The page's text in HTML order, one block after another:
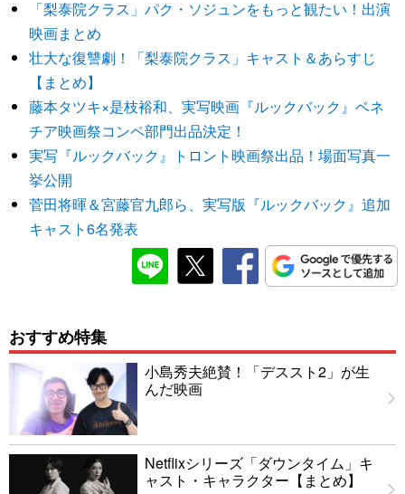
「梨泰院クラス」パク・ソジュンをもっと観たい！出演
映画まとめ
壮大な復讐劇！「梨泰院クラス」キャスト＆あらすじ
【まとめ】
藤本タツキ×是枝裕和、実写映画『ルックバック』ベネ
チア映画祭コンペ部門出品決定！
実写『ルックバック』トロント映画祭出品！場面写真一
挙公開
菅田将暉＆宮藤官九郎ら、実写版『ルックバック』追加
キャスト6名発表
おすすめ特集
小島秀夫絶賛！「デススト2」が生
んだ映画
Netflixシリーズ「ダウンタイム」キ
ャスト・キャラクター【まとめ】